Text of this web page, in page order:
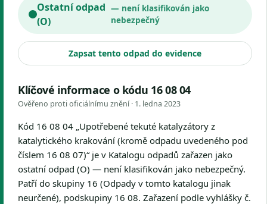
Ostatní odpad
(O)
— není klasifikován jako
nebezpečný
Zapsat tento odpad do evidence
Klíčové informace o kódu 16 08 04
Ověřeno proti oficiálnímu znění · 1. ledna 2023
Kód 16 08 04 „Upotřebené tekuté katalyzátory z
katalytického krakování (kromě odpadu uvedeného pod
číslem 16 08 07)“ je v Katalogu odpadů zařazen jako
ostatní odpad (O) — není klasifikován jako nebezpečný.
Patří do skupiny 16 (Odpady v tomto katalogu jinak
neurčené), podskupiny 16 08. Zařazení podle vyhlášky č.